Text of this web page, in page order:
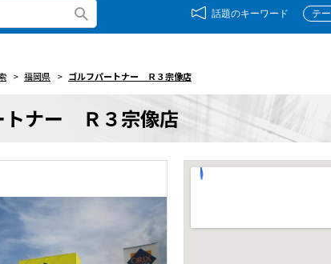
話題のキーワード テ
> 福岡県 > ゴルフパートナー Ｒ３宗像店
トナー Ｒ３宗像店